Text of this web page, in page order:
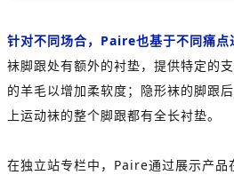
针对不同场合，Paire也基于不同痛点
袜脚跟处有额外的衬垫，提供特定的
的羊毛以增加柔软度；隐形袜的脚跟
上运动袜的整个脚跟都有全长衬垫。
在独立站专栏中，Paire通过展示产品